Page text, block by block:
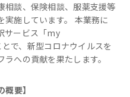
相談、保険相談、服薬支援等
実施しています。 本業務に
サービス「my
で、新型コロナウイルスを
への貢献を果たします。
概要】